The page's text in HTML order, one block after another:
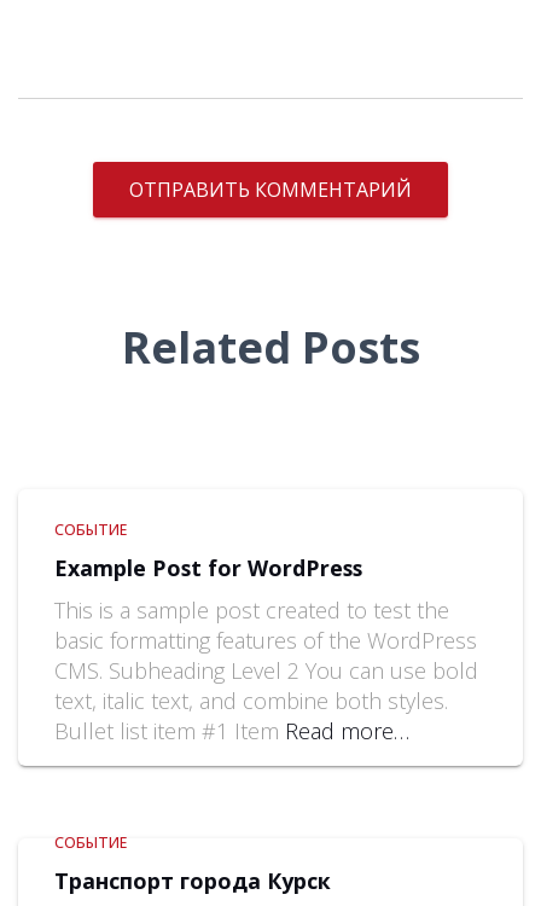
Related Posts
СОБЫТИЕ
Example Post for WordPress
This is a sample post created to test the
basic formatting features of the WordPress
CMS. Subheading Level 2 You can use bold
text, italic text, and combine both styles.
Bullet list item #1 Item Read more…
СОБЫТИЕ
Транспорт города Курск